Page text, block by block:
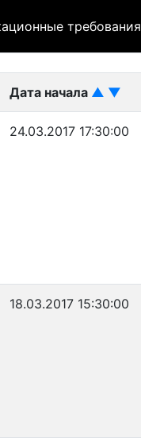
требования
Дата начала ▲ ▼
24.03.2017 17:30:00
18.03.2017 15:30:00